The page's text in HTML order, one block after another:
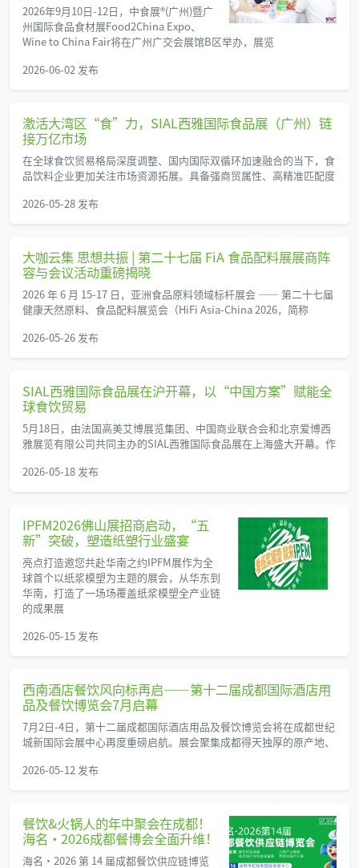
2026年9月10日-12日，中食展®(广州)暨广
州国际食品食材展Food2China Expo、
Wine to China Fair将在广州广交会展馆B区举办，展览
2026-06-02 发布
激活大湾区“食”力，SIAL西雅国际食品展（广州）链
接万亿市场
在全球食饮贸易格局深度调整、国内国际双循环加速融合的当下，食
品饮料企业更加关注市场资源拓展。具备强商贸属性、高精准匹配度
2026-05-28 发布
大咖云集 思想共振 | 第二十七届 FiA 食品配料展展商阵
容与会议活动重磅揭晓
2026 年 6 月 15-17 日，亚洲食品原料领域标杆展会 —— 第二十七届
健康天然原料、食品配料展览会（HiFi Asia-China 2026，简称
2026-05-26 发布
SIAL西雅国际食品展在沪开幕，以“中国方案”赋能全
球食饮贸易
5月18日，由法国高美艾博展览集团、中国商业联合会和北京爱博西
雅展览有限公司共同主办的SIAL西雅国际食品展在上海盛大开幕。作
2026-05-18 发布
IPFM2026佛山展招商启动，“五
新”突破，塑造纸塑行业盛宴
亮点打造邀您共赴华南之约IPFM展作为全
球首个以纸浆模塑为主题的展会，从华东到
华南，打造了一场场覆盖纸浆模塑全产业链
的成果展
2026-05-15 发布
西南酒店餐饮风向标再启——第十二届成都国际酒店用
品及餐饮博览会7月启幕
7月2日-4日，第十二届成都国际酒店用品及餐饮博览会将在成都世纪
城新国际会展中心再度重磅启航。展会聚集成都得天独厚的原产地、
2026-05-12 发布
餐饮&火锅人的年中聚会在成都！
海名·2026成都餐博会全面升维！
海名・2026 第 14 届成都餐饮供应链博览